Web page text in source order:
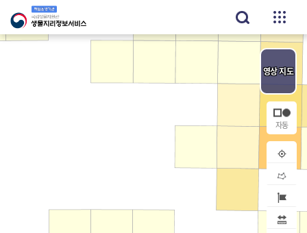
영상지도
내위치
공간검
지역검
거리